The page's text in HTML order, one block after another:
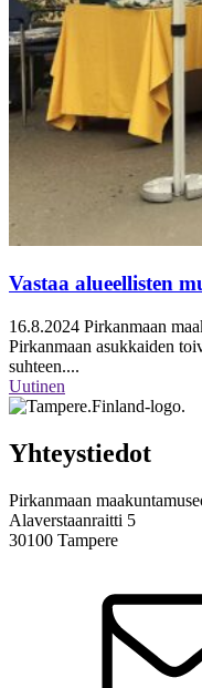
Vastaa alueellisten
16.8.2024 Pirkanmaan
Pirkanmaan asukkaiden
suhteen....
Uutinen
Yhteystiedot
Pirkanmaan
Alaverstaanraitti 5
30100 Tampere